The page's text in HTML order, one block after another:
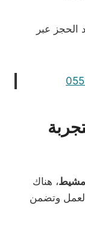
الحجز عبر
، هناك
وتضمن